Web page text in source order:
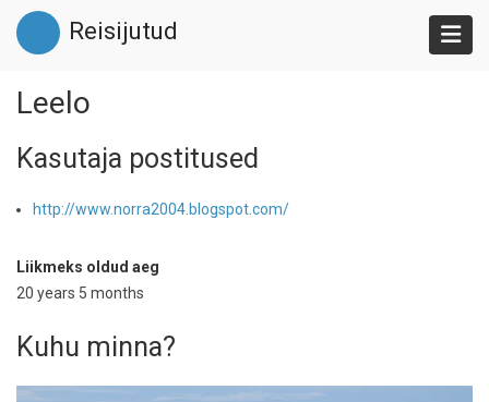
Liigu
edasi
põhisisu
Reisijutud
Leelo
Kasutaja postitused
http://www.norra2004.blogspot.com/
Liikmeks oldud aeg
20 years 5 months
Kuhu minna?